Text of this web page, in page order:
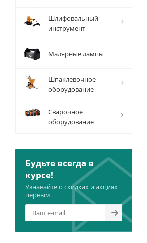
Шлифовальный
инструмент
Малярные лампы
Шпаклевочное
оборудование
Сварочное
оборудование
Будьте всегда в
курсе!
Узнавайте о скидках и акциях
первым